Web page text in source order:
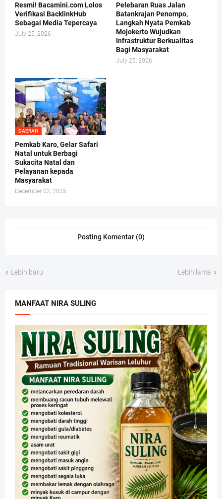
Resmi! Bacamini.com Lolos
Verifikasi BacklinkHub
Sebagai Media Tepercaya
July 25, 2026
Pelebaran Ruas Jalan
Batankrajan Penompo,
Langkah Nyata Pemkab
Mojokerto Wujudkan
Infrastruktur Berkualitas
Bagi Masyarakat
July 25, 2026
DAERAH
Pemkab Karo, Gelar Safari
Natal untuk Berbagi
Sukacita Natal dan
Pelayanan kepada
Masyarakat
December 02, 2025
Posting Komentar (0)
Lebih baru Lebih lama
MANFAAT NIRA SULING